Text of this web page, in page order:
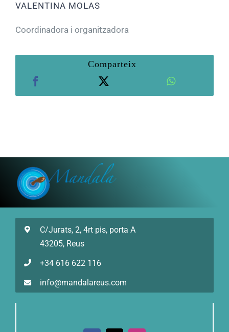
VALENTINA MOLAS
Coordinadora i organitzadora
Comparteix
C/Jurats, 2, 4rt pis, porta A
43205, Reus
+34 616 622 116
info@mandalareus.com